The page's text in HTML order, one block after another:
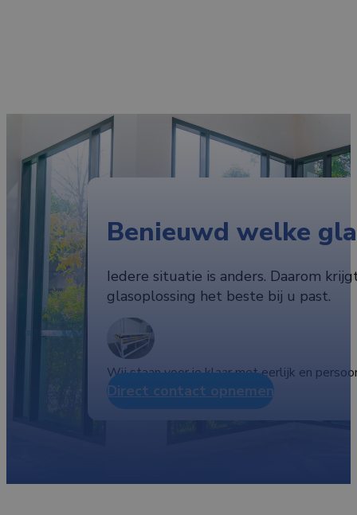
Benieuwd welke
Iedere situatie is anders. Daarom
glasoplossing het beste bij u past.
Wij staan voor je klaar met eerlijk en
Direct contact opnemen